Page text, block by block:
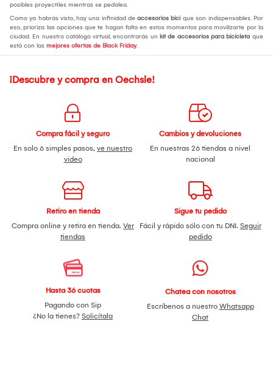
posibles proyectiles mientras se pedalea.
Como ya habrás visto, hay una infinidad de accesorios bici que son indispensables. Por
eso, prioriza las opciones que te hagan falta en estos momentos para movilizarte por la
ciudad. En nuestro catálogo virtual, encontrarás un kit de accesorios para bicicleta que
está con las mejores ofertas de Black Friday.
¡Descubre y compra en Oechsle!
Compra fácil y seguro
En solo 6 simples pasos, ve nuestro
video
Cambios y devoluciones
En nuestras 26 tiendas a nivel
nacional
Retiro en tienda
Compra online y retira en tienda. Ver
tiendas
Sigue tu pedido
Fácil y rápido sólo con tu DNI. Seguir
pedido
Hasta 36 cuotas
Pagando con Sip
¿No la tienes? Solicítala
Chatea con nosotros
Escríbenos a nuestro Whatsapp
Chat